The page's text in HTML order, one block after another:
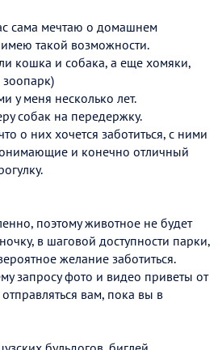
сама мечтаю о домашнем
такой возможности.
кошка и собака, а еще хомяки,
у меня несколько лет.
собак на передержку.
о них хочется заботиться, с ними
и конечно отличный
поэтому животное не будет
в шаговой доступности парки,
желание заботиться.
запросу фото и видео приветы от
вам, пока вы в